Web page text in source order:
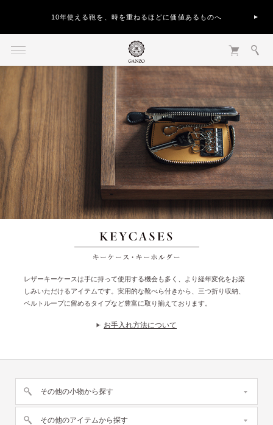
10年使える鞄を、時を重ねるほどに価値あるものへ
レザーキーケースは手に持って使用する機会も多く、より経年変化をお楽
しみいただけるアイテムです。実用的な靴べら付きから、三つ折り収納、
ベルトループに留めるタイプなど豊富に取り揃えております。
お手入れ方法について
その他の小物から探す
その他のアイテムから探す